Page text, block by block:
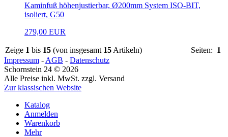
Kaminfuß höhenjustierbar, Ø200mm System ISO-BIT,
isoliert, G50
279,00 EUR
Zeige 1 bis 15 (von insgesamt 15 Artikeln) Seiten: 1
Impressum - AGB - Datenschutz
Schornstein 24 © 2026
Alle Preise inkl. MwSt. zzgl. Versand
Zur klassischen Website
Katalog
Anmelden
Warenkorb
Mehr